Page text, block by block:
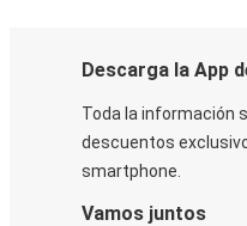
Descarga la App
Toda la información
descuentos
smartphone.
Vamos juntos